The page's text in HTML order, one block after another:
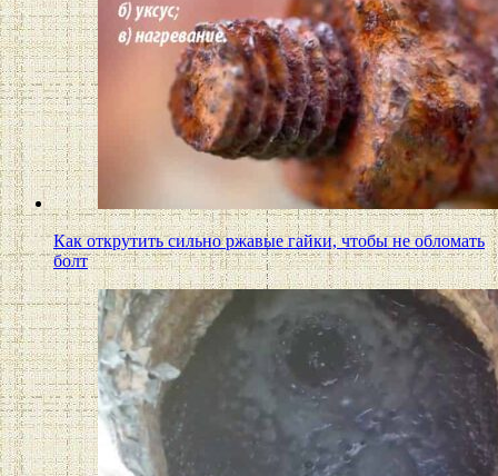
Как открутить сильно ржавые гайки, чтобы не обломать
болт